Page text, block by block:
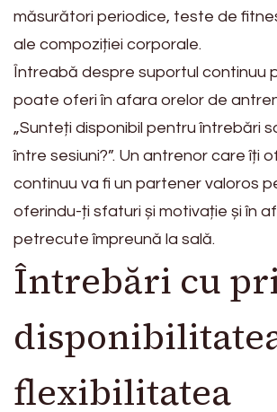
măsurători periodice, teste de
ale compoziției corporale.
Întreabă despre suportul continuu
poate oferi în afara orelor de
„Sunteți disponibil pentru întrebări
între sesiuni?”. Un antrenor care îți
continuu va fi un partener valoros
oferindu-ți sfaturi și motivație și în
petrecute împreună la sală.
Întrebări cu
flexibilitatea